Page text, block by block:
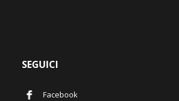
SEGUICI
Facebook